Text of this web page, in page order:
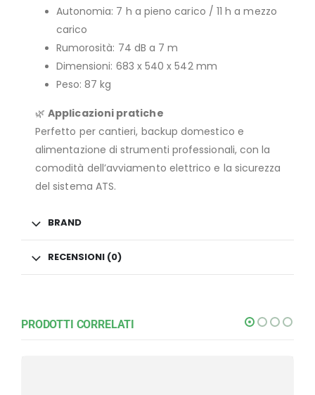
Autonomia: 7 h a pieno carico / 11 h a mezzo
carico
Rumorosità: 74 dB a 7 m
Dimensioni: 683 x 540 x 542 mm
Peso: 87 kg
🌿Applicazioni pratiche
Perfetto per cantieri, backup domestico e
alimentazione di strumenti professionali, con la
comodità dell’avviamento elettrico e la sicurezza
del sistema ATS.
BRAND
RECENSIONI (0)
PRODOTTI CORRELATI